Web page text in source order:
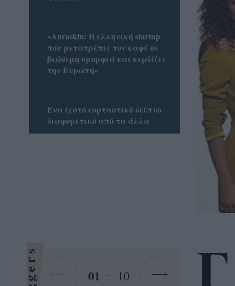
Γ
«Auraskin: Η ελληνική startup
που μετατρέπει τον καφέ σε
βιώσιμη ομορφιά και κερδίζει
την Ευρώπη»
Ένα ζεστό εορταστικό δείπνο
διαφορετικό από τα άλλα
01 10